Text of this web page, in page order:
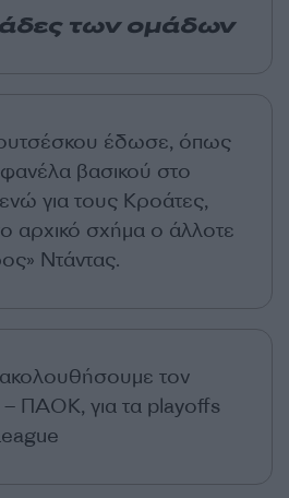
των ομάδων
έδωσε, όπως
βασικού στο
για τους Κροάτες,
αρχικό σχήμα ο άλλοτε
Ντάντας.
τον
– ΠΑΟΚ, για τα playoffs